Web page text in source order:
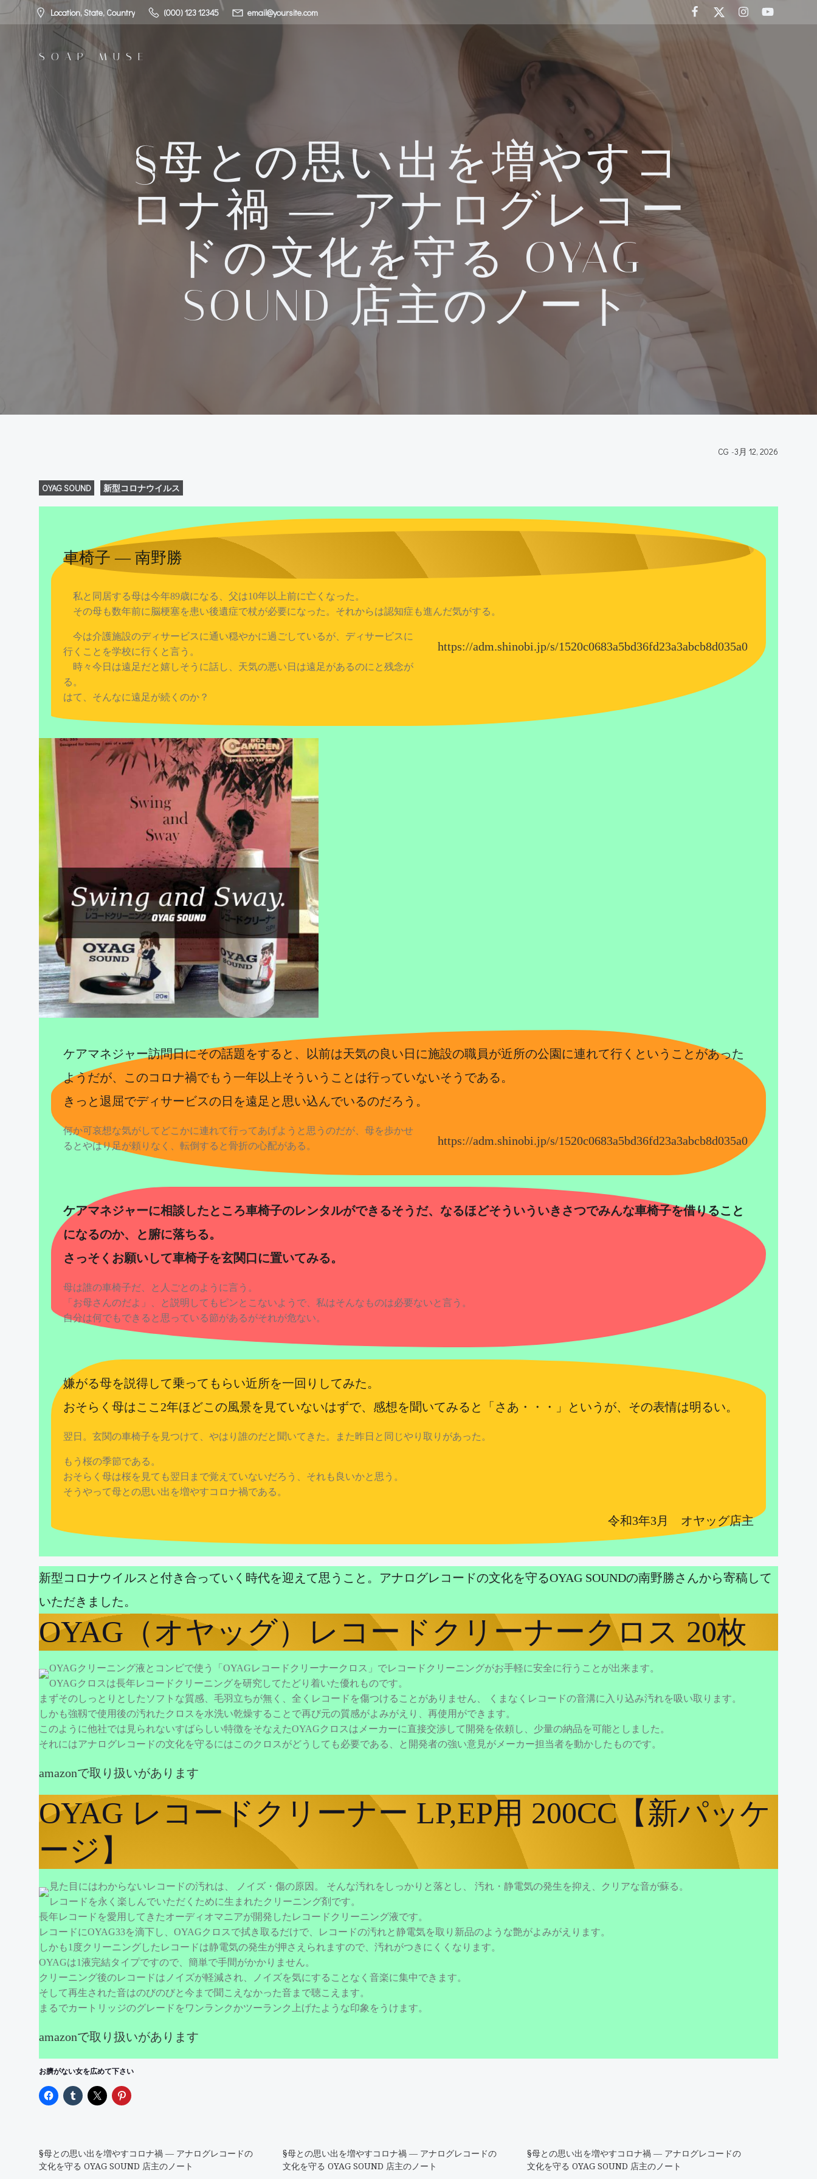
Location, State, Country (000) 123 12345 email@yoursite.com
SOAP MUSE
§母との思い出を増やすコ
ロナ禍 ― アナログレコー
ドの文化を守る OYAG
SOUND 店主のノート
CG -3月 12, 2026
OYAG SOUND 新型コロナウイルス
車椅子 ― 南野勝
私と同居する母は今年89歳になる、父は10年以上前に亡くなった。
その母も数年前に脳梗塞を患い後遺症で杖が必要になった。それからは認知症も進んだ気がする。
https://adm.shinobi.jp/s/1520c0683a5bd36fd23a3abcb8d035a0
今は介護施設のディサービスに通い穏やかに過ごしているが、ディサービスに
行くことを学校に行くと言う。
時々今日は遠足だと嬉しそうに話し、天気の悪い日は遠足があるのにと残念が
る。
はて、そんなに遠足が続くのか？
ケアマネジャー訪問日にその話題をすると、以前は天気の良い日に施設の職員が近所の公園に連れて行くということがあった
ようだが、このコロナ禍でもう一年以上そういうことは行っていないそうである。
きっと退屈でディサービスの日を遠足と思い込んでいるのだろう。
https://adm.shinobi.jp/s/1520c0683a5bd36fd23a3abcb8d035a0
何か可哀想な気がしてどこかに連れて行ってあげようと思うのだが、母を歩かせ
るとやはり足が頼りなく、転倒すると骨折の心配がある。
ケアマネジャーに相談したところ車椅子のレンタルができるそうだ、なるほどそういういきさつでみんな車椅子を借りること
になるのか、と腑に落ちる。
さっそくお願いして車椅子を玄関口に置いてみる。
母は誰の車椅子だ、と人ごとのように言う。
「お母さんのだよ」、と説明してもピンとこないようで、私はそんなものは必要ないと言う。
自分は何でもできると思っている節があるがそれが危ない。
嫌がる母を説得して乗ってもらい近所を一回りしてみた。
おそらく母はここ2年ほどこの風景を見ていないはずで、感想を聞いてみると「さあ・・・」というが、その表情は明るい。
翌日。玄関の車椅子を見つけて、やはり誰のだと聞いてきた。また昨日と同じやり取りがあった。
もう桜の季節である。
おそらく母は桜を見ても翌日まで覚えていないだろう、それも良いかと思う。
そうやって母との思い出を増やすコロナ禍である。
令和3年3月 オヤッグ店主
新型コロナウイルスと付き合っていく時代を迎えて思うこと。アナログレコードの文化を守るOYAG SOUNDの南野勝さんから寄稿して
いただきました。
OYAG（オヤッグ）レコードクリーナークロス 20枚
OYAGクリーニング液とコンビで使う「OYAGレコードクリーナークロス」でレコードクリーニングがお手軽に安全に行うことが出来ます。
OYAGクロスは長年レコードクリーニングを研究してたどり着いた優れものです。
まずそのしっとりとしたソフトな質感、毛羽立ちが無く、全くレコードを傷つけることがありません、 くまなくレコードの音溝に入り込み汚れを吸い取ります。
しかも強靱で使用後の汚れたクロスを水洗い乾燥することで再び元の質感がよみがえり、再使用ができます。
このように他社では見られないすばらしい特徴をそなえたOYAGクロスはメーカーに直接交渉して開発を依頼し、少量の納品を可能としました。
それにはアナログレコードの文化を守るにはこのクロスがどうしても必要である、と開発者の強い意見がメーカー担当者を動かしたものです。
amazonで取り扱いがあります
OYAG レコードクリーナー LP,EP用 200CC【新パッケ
ージ】
見た目にはわからないレコードの汚れは、 ノイズ・傷の原因。 そんな汚れをしっかりと落とし、 汚れ・静電気の発生を抑え、クリアな音が蘇る。
レコードを永く楽しんでいただくために生まれたクリーニング剤です。
長年レコードを愛用してきたオーディオマニアが開発したレコードクリーニング液です。
レコードにOYAG33を滴下し、OYAGクロスで拭き取るだけで、レコードの汚れと静電気を取り新品のような艶がよみがえります。
しかも1度クリーニングしたレコードは静電気の発生が押さえられますので、汚れがつきにくくなります。
OYAGは1液完結タイプですので、簡単で手間がかかりません。
クリーニング後のレコードはノイズが軽減され、ノイズを気にすることなく音楽に集中できます。
そして再生された音はのびのびと今まで聞こえなかった音まで聴こえます。
まるでカートリッジのグレードをワンランクかツーランク上げたような印象をうけます。
amazonで取り扱いがあります
お臍がない女を広めて下さい
§母との思い出を増やすコロナ禍 ― アナログレコードの
文化を守る OYAG SOUND 店主のノート
§母との思い出を増やすコロナ禍 ― アナログレコードの
文化を守る OYAG SOUND 店主のノート
§母との思い出を増やすコロナ禍 ― アナログレコードの
文化を守る OYAG SOUND 店主のノート